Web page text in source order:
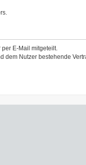
E-Mail mitgeteilt.
Nutzer bestehende